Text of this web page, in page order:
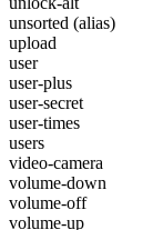
unsorted (alias)
upload
user
user-plus
user-secret
user-times
users
video-camera
volume-down
volume-off
volume-up